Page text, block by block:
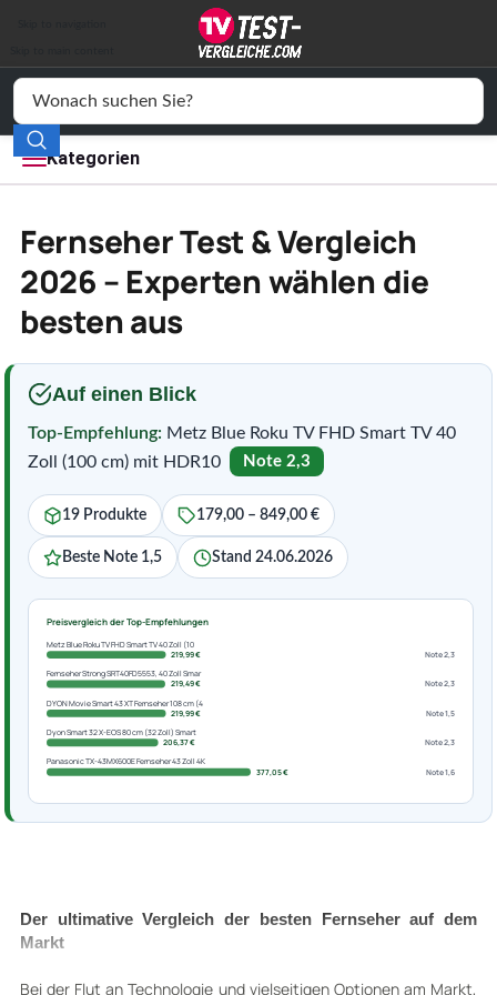
Kategorien
Elektronik
Freizeit
Wohnen
Service
Fernseher Test & Vergleich
2026 – Experten wählen die
besten aus
Auf einen Blick
Top-Empfehlung: Metz Blue Roku TV FHD Smart TV 40
Zoll (100 cm) mit HDR10
Note 2,3
19 Produkte 179,00 – 849,00 €
Beste Note 1,5 Stand 24.06.2026
Preisvergleich der Top-Empfehlungen
Metz Blue Roku TV FHD Smart TV 40 Zoll (10
219,99 €
Note 2,3
Fernseher Strong SRT40FD5553, 40 Zoll Smar
219,49 €
Note 2,3
DYON Movie Smart 43 XT Fernseher 108 cm (4
219,99 €
Note 1,5
Dyon Smart 32 X-EOS 80 cm (32 Zoll) Smart
206,37 €
Note 2,3
Panasonic TX-43MX600E Fernseher 43 Zoll 4K
377,05 €
Note 1,6
Der ultimative Vergleich der besten Fernseher auf dem
Markt
Bei der Flut an Technologie und vielseitigen Optionen am Markt,